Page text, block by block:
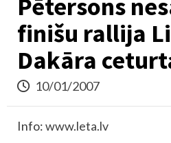
Pētersons
finišu rallija
Dakāra
10/01/2007
Info:www.leta.lv